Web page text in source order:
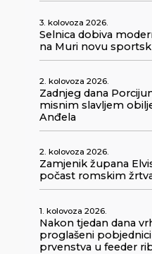
3. kolovoza 2026.
Selnica dobiva
na Muri novu
2. kolovoza 2026.
Zadnjeg dana
misnim slavljem
Anđela
2. kolovoza 2026.
Zamjenik župana
počast romskim
1. kolovoza 2026.
Nakon tjedan dana
proglašeni
prvenstva u feeder